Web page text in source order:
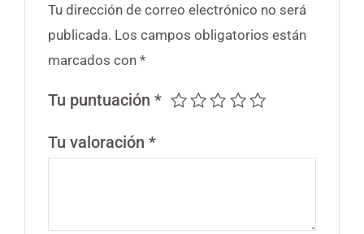
Tu dirección de correo electrónico no será
publicada. Los campos obligatorios están
marcados con*
Tu puntuación*
Tu valoración*